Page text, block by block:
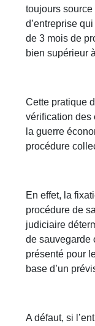
toujours source
d’entreprise
de 3 mois de
bien supérieur
Cette pratique
vérification des
la guerre
procédure
En effet, la
procédure de
judiciaire
de sauvegarde
présenté pour
base d’un
A défaut, si